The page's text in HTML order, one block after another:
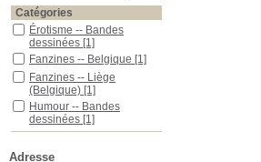
Catégories
Érotisme -- Bandes
dessinées [1]
Fanzines -- Belgique [1]
Fanzines -- Liège
(Belgique) [1]
Humour -- Bandes
dessinées [1]
ESA Saint-Luc
Adresse